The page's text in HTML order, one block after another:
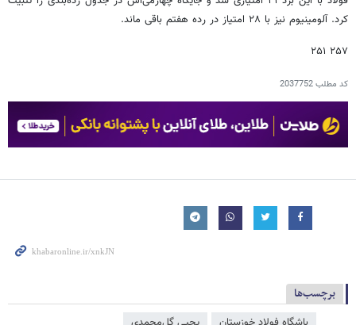
کرد. آلومینیوم نیز با ۲۸ امتیاز در رده هفتم باقی ماند.
۲۵۷ ۲۵۱
کد مطلب2037752
برچسب‌ها